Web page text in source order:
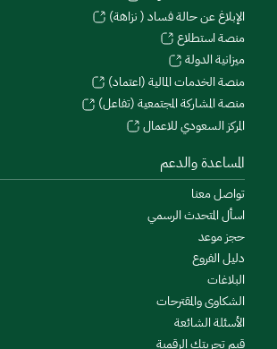
الإبلاغ عن حالة فساد ( نزاهة)
منصة استطلاع
ميزانية الدولة
منصة الخدمات المالية (اعتماد)
منصة المشاركة المجتمعية (تفاعل)
المركز السعودي للاعمال
المساعدة والدعم
تواصل معنا
اسأل المتحدث الرسمي
حجز موعد
دليل الفروع
البلاغات
الشكاوى والمقترحات
الأسئلة الشائعة
قيم تجربتك الرقمية